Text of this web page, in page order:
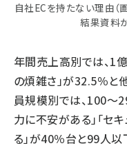
自社ECを持たない理由（
結果資料
年間売上高別では、1
の煩雑さ」が32.5％と
員規模別では、100～
力に不安がある」「セ
る」が40％台と99人以